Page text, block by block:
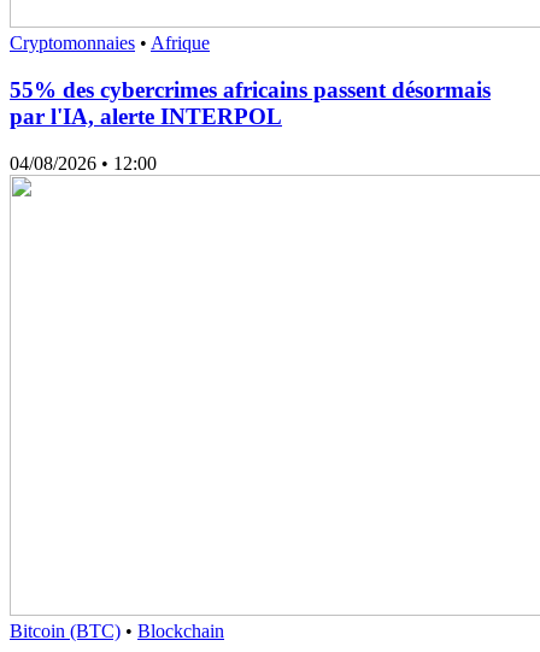
Cryptomonnaies • Afrique
55% des cybercrimes africains passent désormais
par l'IA, alerte INTERPOL
04/08/2026 • 12:00
Bitcoin (BTC) • Blockchain